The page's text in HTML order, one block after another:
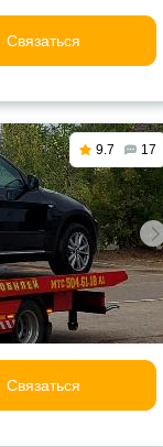
Связаться
9.7 17
Связаться